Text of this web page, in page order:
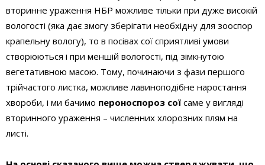
вторинне ураження НБР можливе тільки при дуже високій
вологості (яка дає змогу зберігати необхідну для зооспор
крапельну вологу), то в посівах сої сприятливі умови
створюються і при меншій вологості, під зімкнутою
вегетативною масою. Тому, починаючи з фази першого
трійчастого листка, можливе лавиноподібне наростання
хвороби, і ми бачимо пероноспороз сої саме у вигляді
вторинного ураження – численних хлорозних плям на
листі.